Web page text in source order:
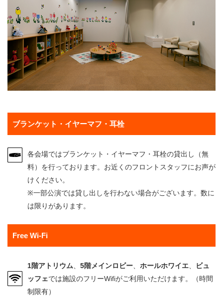
ブランケット・イヤーマフ・耳栓
各会場ではブランケット・イヤーマフ・耳栓の貸出し（無
料）を行っております。お近くのフロントスタッフにお声が
けください。
※一部公演では貸し出しを行わない場合がございます。数に
は限りがあります。
Free Wi-Fi
1階アトリウム 5階メインロビー ホールホワイエ
ビュ
ッフェでは施設のフリーWifiがご利用いただけます。（時間
制限有）